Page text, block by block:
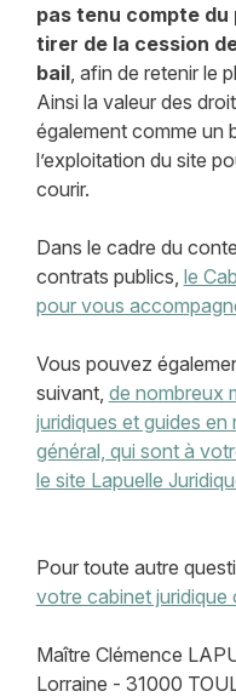
pas tenu compte
tirer de la cession
bail, afin de retenir le
Ainsi la valeur des
également comme un
l’exploitation du site
courir.
Dans le cadre du
contrats publics, le
pour vous
Vous pouvez
suivant, de nombreux
juridiques et guides
général, qui sont à
le site Lapuelle
Pour toute autre
votre cabinet
Maître Clémence
Lorraine - 31000